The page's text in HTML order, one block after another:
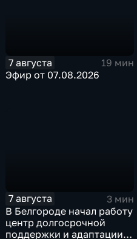
7 августа
19 мин
Эфир от 07.08.2026
7 августа
3 мин
В Белгороде начал работу
центр долгосрочной
поддержки и адаптации